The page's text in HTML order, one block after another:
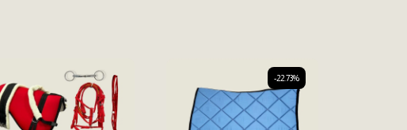
-22.73%